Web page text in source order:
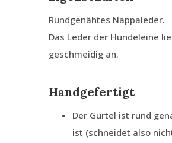
Rundgenähtes Nappaleder.
Das Leder der Hundeleine
geschmeidig an.
Handgefertigt
Der Gürtel ist rund
ist (schneidet also